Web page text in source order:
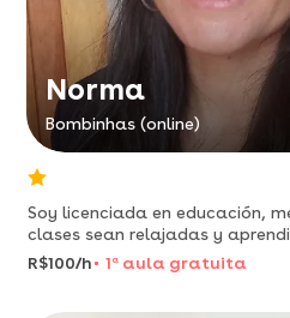
Norma
Bombinhas (online)
Soy licenciada en educación,
clases sean relajadas y
de forma espontanea
R$100/h 1 aaula gratuita